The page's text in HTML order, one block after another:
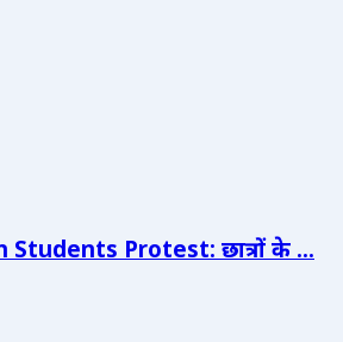
Students Protest: छात्रों के ...